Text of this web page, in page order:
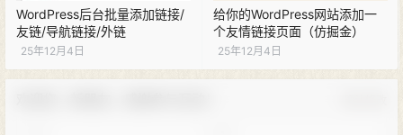
WordPress后台批量添加链接/
友链/导航链接/外链
25年12月4日
给你的WordPress网站添加一
个友情链接页面（仿掘金）
25年12月4日